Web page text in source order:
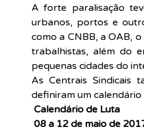
A forte paralisação
urbanos, portos e
como a CNBB, a OAB,
trabalhistas, além do
pequenas cidades do
As Centrais Sindicais
definiram um
Calendário de Luta
08 a 12 de maio de